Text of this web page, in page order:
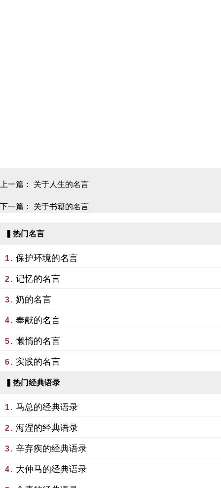
上一篇： 关于人生的名言
下一篇： 关于书籍的名言
▍热门名言
1. 保护环境的名言
2. 记忆的名言
3. 奶的名言
4. 奉献的名言
5. 懒惰的名言
6. 实践的名言
▍热门经典语录
1. 马总的经典语录
2. 海涅的经典语录
3. 辛弃疾的经典语录
4. 大仲马的经典语录